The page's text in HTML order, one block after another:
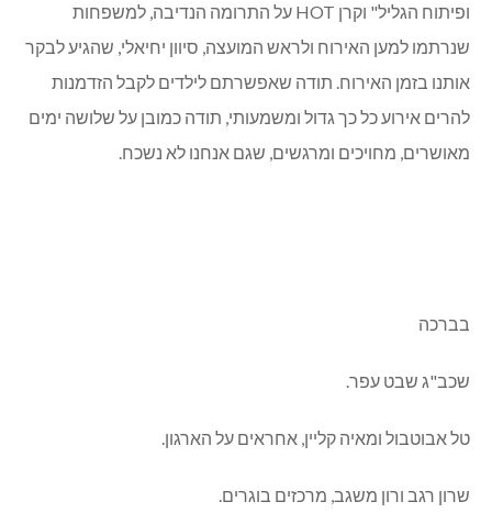
ופיתוח הגליל" וקרן HOT על התרומה הנדיבה, למשפחות
שנרתמו למען האירוח ולראש המועצה, סיוון יחיאלי, שהגיע לבקר
אותנו בזמן האירוח. תודה שאפשרתם לילדים לקבל הזדמנות
להרים אירוע כל כך גדול ומשמעותי, תודה כמובן על שלושה ימים
מאושרים, מחויכים ומרגשים, שגם אנחנו לא נשכח.
בברכה
שכב"ג שבט עפר.
טל אבוטבול ומאיה קליין, אחראים על הארגון.
שרון רגב ורון משגב, מרכזים בוגרים.